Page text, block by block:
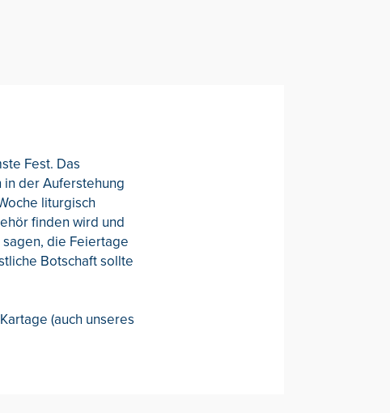
Fest. Das
der Auferstehung
liturgisch
finden wird und
die Feiertage
Botschaft sollte
(auch unseres